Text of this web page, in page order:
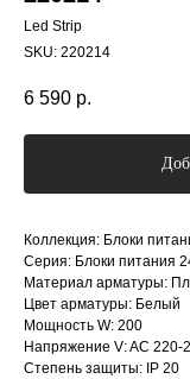
Led Strip
SKU: 220214
6 590 р.
Коллекция: Блоки
Серия: Блоки питания
Материал арматуры:
Цвет арматуры: Белый
Мощность W: 200
Напряжение V: AC 220-
Степень защиты: IP 20